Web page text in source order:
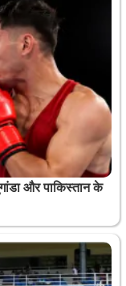
और पाकिस्तान के